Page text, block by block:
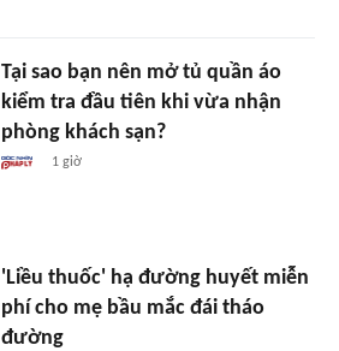
Tại sao bạn nên mở tủ quần áo
kiểm tra đầu tiên khi vừa nhận
phòng khách sạn?
1 giờ
'Liều thuốc' hạ đường huyết miễn
phí cho mẹ bầu mắc đái tháo
đường